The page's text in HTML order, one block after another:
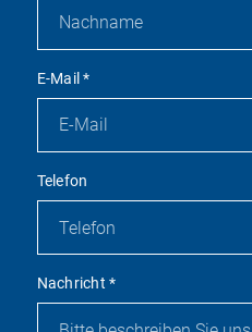
E-Mail*
Telefon
Nachricht*